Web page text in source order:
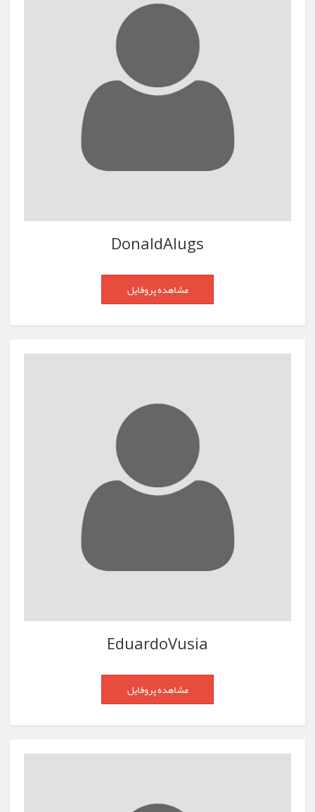
DonaldAlugs
مشاهده پروفایل
EduardoVusia
مشاهده پروفایل